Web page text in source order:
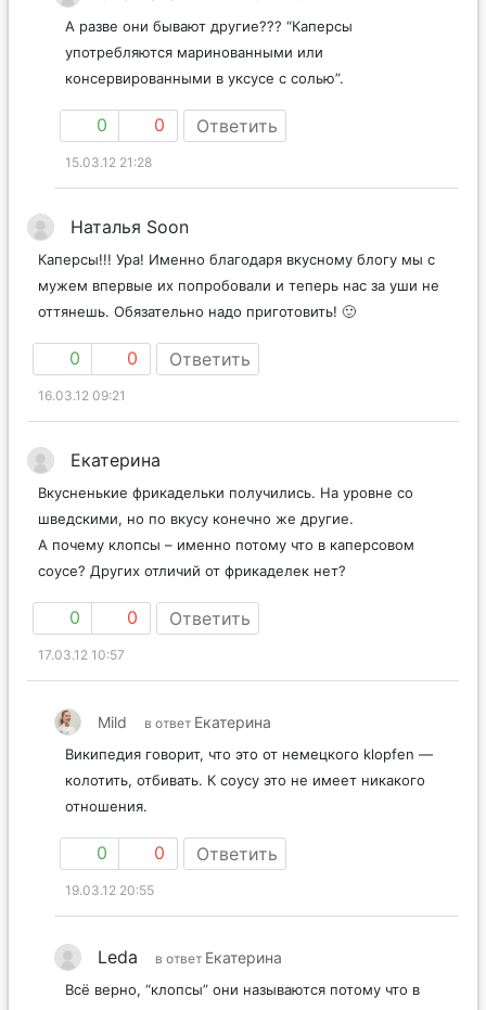
А разве они бывают другие??? “Каперсы
употребляются маринованными или
консервированными в уксусе с солью”.
0 0 Ответить
15.03.12 21:28
Наталья Soon
Каперсы!!! Ура! Именно благодаря вкусному блогу мы с
мужем впервые их попробовали и теперь нас за уши не
оттянешь. Обязательно надо приготовить! 🙂
0 0 Ответить
16.03.12 09:21
Екатерина
Вкусненькие фрикадельки получились. На уровне со
шведскими, но по вкусу конечно же другие.
А почему клопсы – именно потому что в каперсовом
соусе? Других отличий от фрикаделек нет?
0 0 Ответить
17.03.12 10:57
Mild в ответ Екатерина
Википедия говорит, что это от немецкого klopfen —
колотить, отбивать. К соусу это не имеет никакого
отношения.
0 0 Ответить
19.03.12 20:55
Leda в ответ Екатерина
Всё верно, “клопсы” они называются потому что в